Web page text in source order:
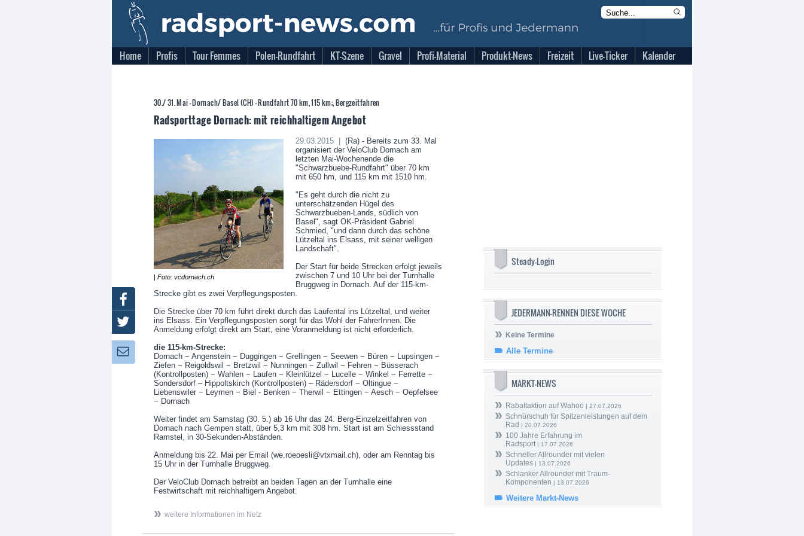
Home Profis Tour Femmes Polen-Rundfahrt KT-Szene Gravel Profi-Material Produkt-News Freizeit Live-Ticker Kalender
30./ 31. Mai - Dornach/ Basel (CH) - Rundfahrt 70 km, 115 km;, Bergzeitfahren
Radsporttage Dornach: mit reichhaltigem Angebot
| Foto: vcdornach.ch
29.03.2015 |
(Ra) - Bereits zum 33. Mal
organisiert der VeloClub Dornach am
letzten Mai-Wochenende die
"Schwarzbuebe-Rundfahrt" über 70 km
mit 650 hm, und 115 km mit 1510 hm.
"Es geht durch die nicht zu
unterschätzenden Hügel des
Schwarzbueben-Lands, südlich von
Basel", sagt OK-Präsident Gabriel
Schmied, "und dann durch das schöne
Lützeltal ins Elsass, mit seiner welligen
Landschaft".
Der Start für beide Strecken erfolgt jeweils
zwischen 7 und 10 Uhr bei der Turnhalle
Bruggweg in Dornach. Auf der 115-km-
Strecke gibt es zwei Verpflegungsposten.
Die Strecke über 70 km führt direkt durch das Laufental ins Lützeltal, und weiter
ins Elsass. Ein Verpflegungsposten sorgt für das Wohl der FahrerInnen. Die
Anmeldung erfolgt direkt am Start, eine Voranmeldung ist nicht erforderlich.
die 115-km-Strecke:
Dornach − Angenstein − Duggingen − Grellingen − Seewen − Büren − Lupsingen −
Ziefen − Reigoldswil − Bretzwil − Nunningen − Zullwil − Fehren − Büsserach
(Kontrollposten) − Wahlen − Laufen − Kleinlützel − Lucelle − Winkel − Ferrette −
Sondersdorf – Hippoltskirch (Kontrollposten) – Rädersdorf − Oltingue −
Liebenswiler − Leymen − Biel - Benken − Therwil − Ettingen − Aesch − Oepfelsee
− Dornach
Weiter findet am Samstag (30. 5.) ab 16 Uhr das 24. Berg-Einzelzeitfahren von
Dornach nach Gempen statt, über 5,3 km mit 308 hm. Start ist am Schiessstand
Ramstel, in 30-Sekunden-Abständen.
Anmeldung bis 22. Mai per Email (we.roeoesli@vtxmail.ch), oder am Renntag bis
15 Uhr in der Turnhalle Bruggweg.
Der VeloClub Dornach betreibt an beiden Tagen an der Turnhalle eine
Festwirtschaft mit reichhaltigem Angebot.
weitere Informationen im Netz
Steady-Login
JEDERMANN-RENNEN DIESE WOCHE
Keine Termine
Alle Termine
MARKT-NEWS
Rabattaktion auf Wahoo | 27.07.2026
Schnürschuh für Spitzenleistungen auf dem
Rad | 20.07.2026
100 Jahre Erfahrung im
Radsport| 17.07.2026
Schneller Allrounder mit vielen
Updates | 13.07.2026
Schlanker Allrounder mit Traum-
Komponenten | 13.07.2026
Weitere Markt-News
Facebook
Twitter
Newsletter: